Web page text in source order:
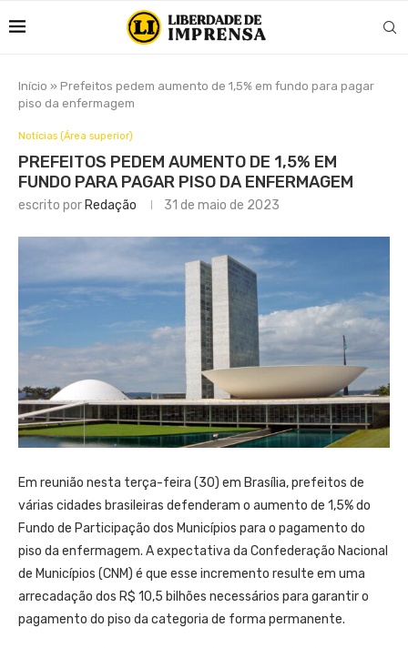
Início » Prefeitos pedem aumento de 1,5% em fundo para pagar
piso da enfermagem
Notícias (Área superior)
PREFEITOS PEDEM AUMENTO DE 1,5% EM
FUNDO PARA PAGAR PISO DA ENFERMAGEM
escrito por Redação 31 de maio de 2023
Em reunião nesta terça-feira (30) em Brasília, prefeitos de
várias cidades brasileiras defenderam o aumento de 1,5% do
Fundo de Participação dos Municípios para o pagamento do
piso da enfermagem. A expectativa da Confederação Nacional
de Municípios (CNM) é que esse incremento resulte em uma
arrecadação dos R$ 10,5 bilhões necessários para garantir o
pagamento do piso da categoria de forma permanente.